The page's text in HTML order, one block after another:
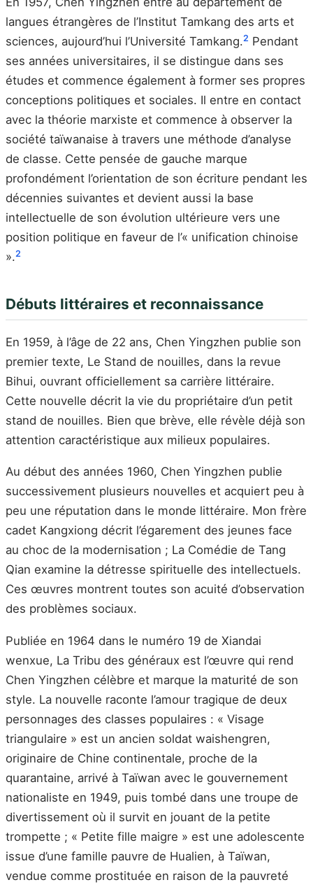
langues étrangères de l’Institut Tamkang des arts et
sciences, aujourd’hui l’Université Tamkang.2 Pendant
ses années universitaires, il se distingue dans ses
études et commence également à former ses propres
conceptions politiques et sociales. Il entre en contact
avec la théorie marxiste et commence à observer la
société taïwanaise à travers une méthode d’analyse
de classe. Cette pensée de gauche marque
profondément l’orientation de son écriture pendant les
décennies suivantes et devient aussi la base
intellectuelle de son évolution ultérieure vers une
position politique en faveur de l’« unification chinoise
».2
Débuts littéraires et reconnaissance
En 1959, à l’âge de 22 ans, Chen Yingzhen publie son
premier texte, Le Stand de nouilles, dans la revue
Bihui, ouvrant officiellement sa carrière littéraire.
Cette nouvelle décrit la vie du propriétaire d’un petit
stand de nouilles. Bien que brève, elle révèle déjà son
attention caractéristique aux milieux populaires.
Au début des années 1960, Chen Yingzhen publie
successivement plusieurs nouvelles et acquiert peu à
peu une réputation dans le monde littéraire. Mon frère
cadet Kangxiong décrit l’égarement des jeunes face
au choc de la modernisation ; La Comédie de Tang
Qian examine la détresse spirituelle des intellectuels.
Ces œuvres montrent toutes son acuité d’observation
des problèmes sociaux.
Publiée en 1964 dans le numéro 19 de Xiandai
wenxue, La Tribu des généraux est l’œuvre qui rend
Chen Yingzhen célèbre et marque la maturité de son
style. La nouvelle raconte l’amour tragique de deux
personnages des classes populaires : « Visage
triangulaire » est un ancien soldat waishengren,
originaire de Chine continentale, proche de la
quarantaine, arrivé à Taïwan avec le gouvernement
nationaliste en 1949, puis tombé dans une troupe de
divertissement où il survit en jouant de la petite
trompette ; « Petite fille maigre » est une adolescente
issue d’une famille pauvre de Hualien, à Taïwan,
vendue comme prostituée en raison de la pauvreté